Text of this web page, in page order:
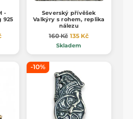
-
925
Severský přívěšek
Valkýry s rohem, replika
nálezu
160 Kč 135 Kč
Skladem
-10%